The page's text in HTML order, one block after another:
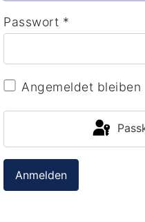
Passwort *
Angemeldet bleiben
Anmelden